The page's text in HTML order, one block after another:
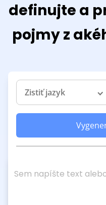
definujte a
pojmy z
Zistiť jazyk
Sem napíšte text